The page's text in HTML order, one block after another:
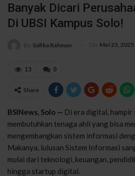
Banyak Dicari
Di UBSI Kampus Solo!
By Safika Rahman On Mei 23, 2025
0
13
Share
BSINews, Solo — Di era digital,
membutuhkan tenaga ahli yang bisa
mengembangkan sistem informasi
Makanya, lulusan Sistem Informasi
mulai dari teknologi, keuangan,
hingga startup digital.